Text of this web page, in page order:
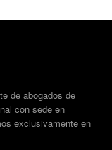
de abogados de
con sede en
exclusivamente en